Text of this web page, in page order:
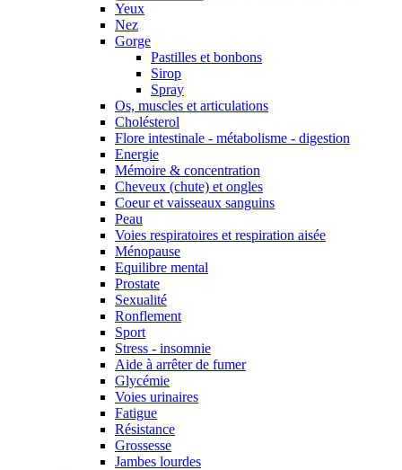
Yeux
Nez
Gorge
Pastilles et bonbons
Sirop
Spray
Os, muscles et articulations
Cholésterol
Flore intestinale - métabolisme - digestion
Energie
Mémoire & concentration
Cheveux (chute) et ongles
Coeur et vaisseaux sanguins
Peau
Voies respiratoires et respiration aisée
Ménopause
Equilibre mental
Prostate
Sexualité
Ronflement
Sport
Stress - insomnie
Aide à arrêter de fumer
Glycémie
Voies urinaires
Fatigue
Résistance
Grossesse
Jambes lourdes